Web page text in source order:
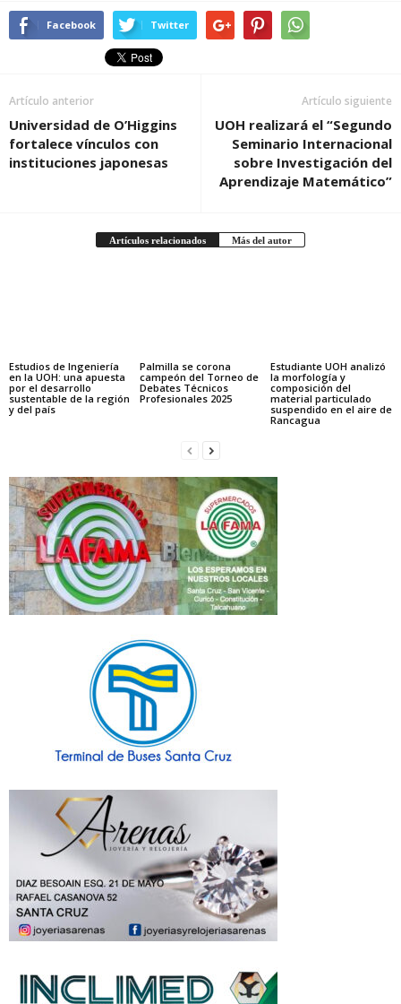
Facebook Twitter
Artículo anterior
Universidad de O’Higgins
fortalece vínculos con
instituciones japonesas
Artículo siguiente
UOH realizará el “Segundo
Seminario Internacional
sobre Investigación del
Aprendizaje Matemático”
Artículos relacionados Más del autor
Estudios de Ingeniería
en la UOH: una apuesta
por el desarrollo
sustentable de la región
y del país
Palmilla se corona
campeón del Torneo de
Debates Técnicos
Profesionales 2025
Estudiante UOH analizó
la morfología y
composición del
material particulado
suspendido en el aire de
Rancagua